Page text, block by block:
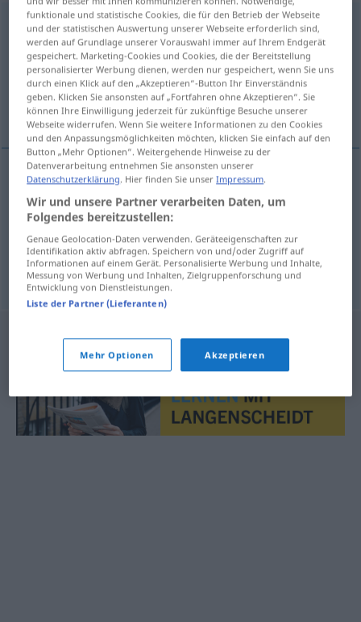
Ungekünsteltheitf <Ungekünsteltheit;keinpl>
Übersicht aller Übersetzungen
(Für mehr Details die Übersetzung anklicken/antippen)
unaffectedness, artlessness, naturalness
unaffectedness Ungekünsteltheit
artlessness Ungekünsteltheit
naturalness Ungekünsteltheit
funktionale und statistische Cookies, die für den Betrieb der Webseite
und der statistischen Auswertung unserer Webseite erforderlich sind,
werden auf Grundlage unserer Vorauswahl immer auf Ihrem Endgerät
gespeichert. Marketing-Cookies und Cookies, die der Bereitstellung
personalisierter Werbung dienen, werden nur gespeichert, wenn Sie uns
durch einen Klick auf den „Akzeptieren“-Button Ihr Einverständnis
geben. Klicken Sie ansonsten auf „Fortfahren ohne Akzeptieren“. Sie
können Ihre Einwilligung jederzeit für zukünftige Besuche unserer
Webseite widerrufen. Wenn Sie weitere Informationen zu den Cookies
und den Anpassungsmöglichkeiten möchten, klicken Sie einfach auf den
Button „Mehr Optionen“. Weitergehende Hinweise zu der
Datenverarbeitung entnehmen Sie ansonsten unserer
Datenschutzerklärung. Hier finden Sie unserImpressum.
Wir und unsere Partner verarbeiten Daten, um
Folgendes bereitzustellen:
Genaue Geolocation-Daten verwenden. Geräteeigenschaften zur
Identifikation aktiv abfragen. Speichern von und/oder Zugriff auf
Informationen auf einem Gerät. Personalisierte Werbung und Inhalte,
Messung von Werbung und Inhalten, Zielgruppenforschung und
Entwicklung von Dienstleistungen.
Liste der Partner (Lieferanten)
Mehr Optionen Akzeptieren